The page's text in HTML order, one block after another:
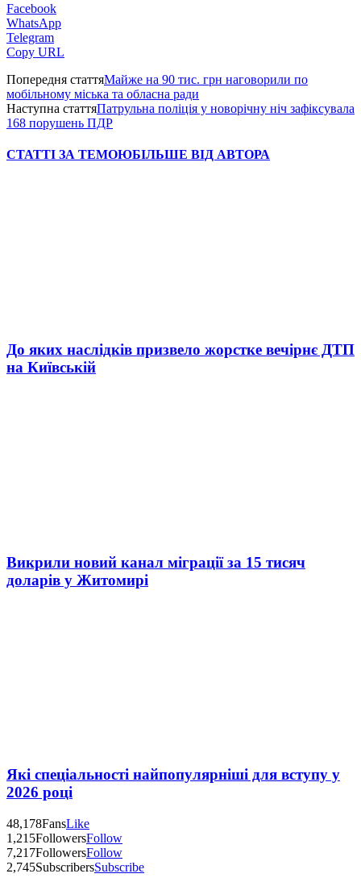
Facebook
WhatsApp
Telegram
Copy URL
Попередня статтяМайже на 90 тис. грн наговорили по
мобільному міська та обласна ради
Наступна статтяПатрульна поліція у новорічну ніч зафіксувала
168 порушень ПДР
СТАТТІ ЗА ТЕМОЮБІЛЬШЕ ВІД АВТОРА
До яких наслідків призвело жорстке вечірнє ДТП
на Київській
Викрили новий канал міграції за 15 тисяч
доларів у Житомирі
Які спеціальності найпопулярніші для вступу у
2026 році
48,178FansLike
1,215FollowersFollow
7,217FollowersFollow
2,745SubscribersSubscribe